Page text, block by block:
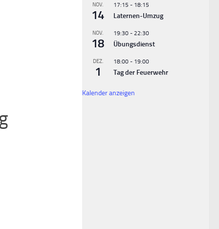
NOV.
14
17:15 - 18:15
Laternen-Umzug
NOV.
18
19:30 - 22:30
Übungsdienst
DEZ.
1
18:00 - 19:00
Tag der Feuerwehr
Kalender anzeigen